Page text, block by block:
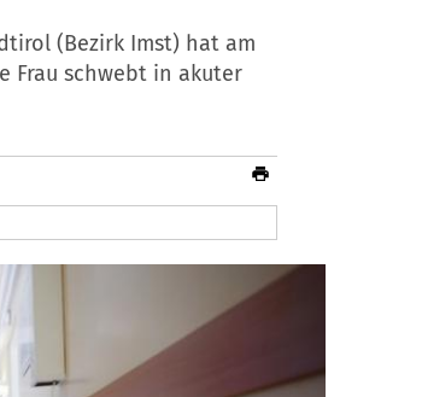
(Bezirk Imst) hat am
Frau schwebt in akuter